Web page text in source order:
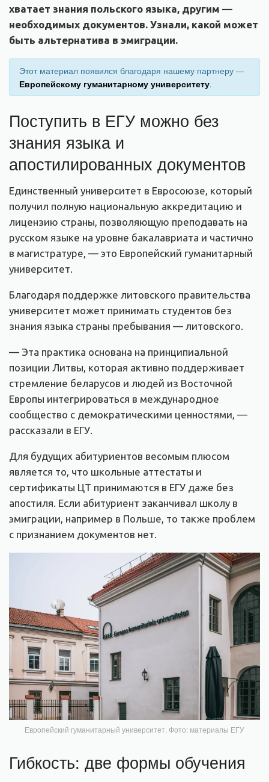
хватает знания польского языка, другим —
необходимых документов. Узнали, какой может
быть альтернатива в эмиграции.
Этот материал появился благодаря нашему партнеру —
Европейскому гуманитарному университету.
Поступить в ЕГУ можно без
знания языка и
апостилированных документов
Единственный университет в Евросоюзе, который
получил полную национальную аккредитацию и
лицензию страны, позволяющую преподавать на
русском языке на уровне бакалавриата и частично
в магистратуре, — это Европейский гуманитарный
университет.
Благодаря поддержке литовского правительства
университет может принимать студентов без
знания языка страны пребывания — литовского.
— Эта практика основана на принципиальной
позиции Литвы, которая активно поддерживает
стремление беларусов и людей из Восточной
Европы интегрироваться в международное
сообщество с демократическими ценностями, —
рассказали в ЕГУ.
Для будущих абитуриентов весомым плюсом
является то, что школьные аттестаты и
сертификаты ЦТ принимаются в ЕГУ даже без
апостиля. Если абитуриент заканчивал школу в
эмиграции, например в Польше, то также проблем
с признанием документов нет.
Европейский гуманитарный университет. Фото: материалы ЕГУ
Гибкость: две формы обучения